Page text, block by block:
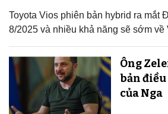
Toyota Vios phiên bản hybrid ra mắt
8/2025 và nhiều khả năng sẽ sớm về
Ông
bản
của Nga